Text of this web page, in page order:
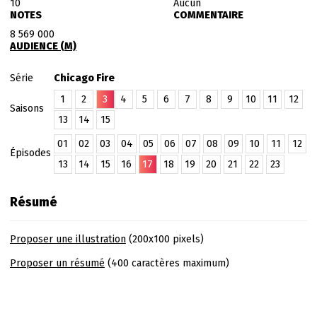
10
NOTES
Aucun
COMMENTAIRE
8 569 000
AUDIENCE (M)
Série Chicago Fire
Saisons
1 2 3 4 5 6 7 8 9 10 11
12
13
14 15
Épisodes
01 02 03 04 05 06 07 08 09 10 11
12
13
14 15 16 17 18 19 20 21 22 23
Résumé
Proposer une illustration(200x100 pixels)
Proposer un résumé (400 caractères maximum)